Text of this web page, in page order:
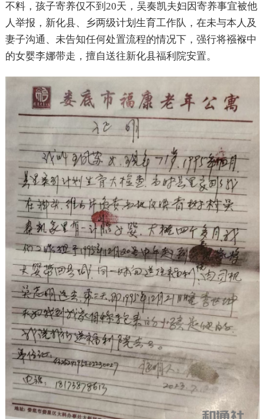
不料，孩子寄养仅不到20天，吴奏凯夫妇因寄养事宜被他
人举报，新化县、乡两级计划生育工作队，在未与本人及
妻子沟通、未告知任何处置流程的情况下，强行将襁褓中
的女婴李娜带走，擅自送往新化县福利院安置。